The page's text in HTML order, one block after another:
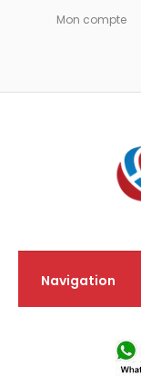
Mon compte
Navigation